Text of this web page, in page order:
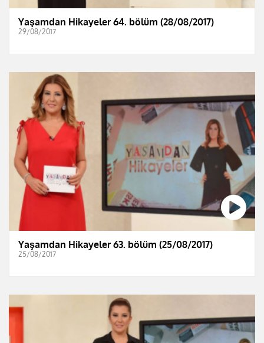
Yaşamdan Hikayeler 64. bölüm (28/08/2017)
29/08/2017
Yaşamdan Hikayeler 63. bölüm (25/08/2017)
25/08/2017